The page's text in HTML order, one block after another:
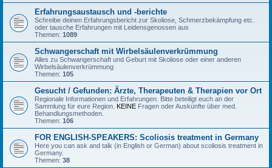
Erfahrungsaustausch und -berichte
Schreibe deinen Erfahrungsbericht zur Skoliose, Schmerzbekämpfung etc.
oder tausche Erfahrungen mit Leidensgenossen aus
Themen: 1089
Schwangerschaft mit Wirbelsäulenverkrümmung
Alles zu Schwangerschaft und Geburt mit Skoliose oder einer anderen
Wirbelsäulenverkrümmung
Themen: 105
Gesucht / Gefunden: Ärzte, Therapeuten & Therapien vor Ort
Regionale Informationen und Erfahrungen. Bitte beteiligt euch an der
Sammlung für eure Region. KEINE Fragen oder Auskünfte über med.
Behandlungsmethoden.
Themen: 106
FOR ENGLISH-SPEAKERS: Scoliosis treatment in Germany
Here you can ask and talk (in English or German) about scoliosis treatment in
Germany.
Themen: 38